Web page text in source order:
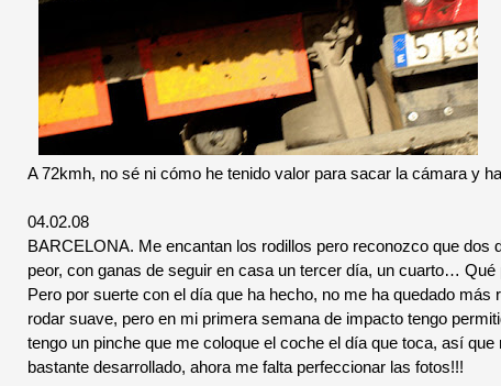
A 72kmh, no sé ni cómo he tenido valor para sacar la cámara y
04.02.08
BARCELONA. Me encantan los rodillos pero reconozco que
peor, con ganas de seguir en casa un tercer día, un cuarto…
Pero por suerte con el día que ha hecho, no me ha quedado
rodar suave, pero en mi primera semana de impacto tengo
tengo un pinche que me coloque el coche el día que toca, así
bastante desarrollado, ahora me falta perfeccionar las fotos!!!